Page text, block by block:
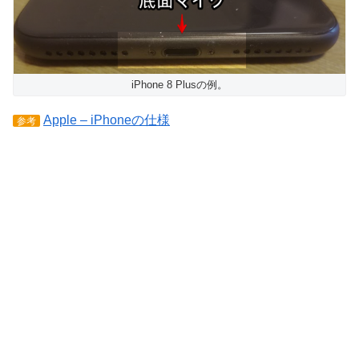
iPhone 8 Plusの例。
参考 Apple – iPhoneの仕様